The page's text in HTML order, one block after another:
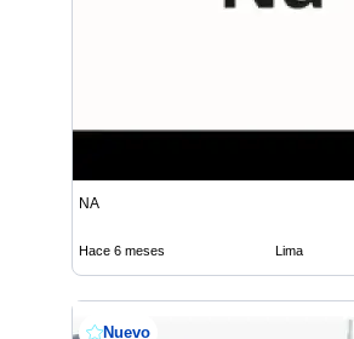
NA
Hace 6 meses Lima
Nuevo